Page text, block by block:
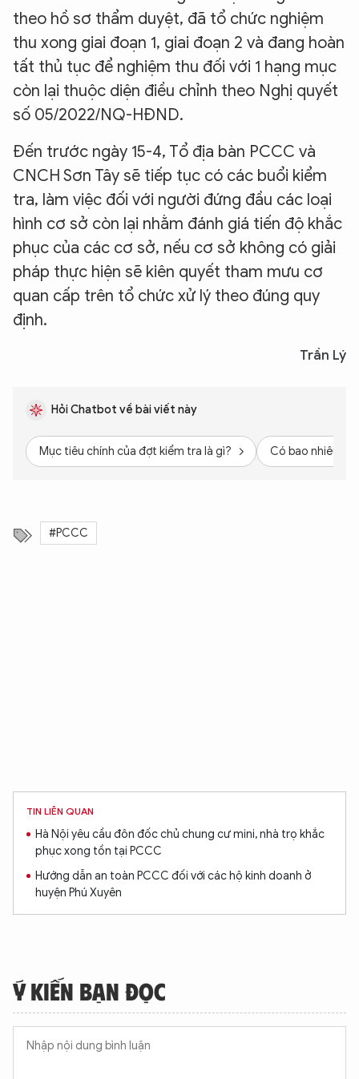
theo hồ sơ thẩm duyệt, đã tổ chức nghiệm
thu xong giai đoạn 1, giai đoạn 2 và đang hoàn
tất thủ tục để nghiệm thu đối với 1 hạng mục
còn lại thuộc diện điều chỉnh theo Nghị quyết
số 05/2022/NQ-HĐND.
Đến trước ngày 15-4, Tổ địa bàn PCCC và
CNCH Sơn Tây sẽ tiếp tục có các buổi kiểm
tra, làm việc đối với người đứng đầu các loại
hình cơ sở còn lại nhằm đánh giá tiến độ khắc
phục của các cơ sở, nếu cơ sở không có giải
pháp thực hiện sẽ kiên quyết tham mưu cơ
quan cấp trên tổ chức xử lý theo đúng quy
định.
Trần Lý
Hỏi Chatbot về bài viết này
Mục tiêu chính của đợt kiểm tra là gì? Có bao nhiêu
#PCCC
TIN LIÊN QUAN
Hà Nội yêu cầu đôn đốc chủ chung cư mini, nhà trọ khắc
phục xong tồn tại PCCC
Hướng dẫn an toàn PCCC đối với các hộ kinh doanh ở
huyện Phú Xuyên
Ý KIẾN BẠN ĐỌC